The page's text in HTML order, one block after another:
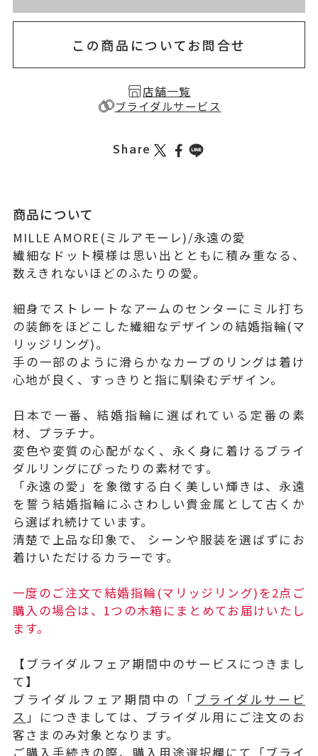
この商品についてお問合せ
店舗一覧
ブライダルサービス
Share
商品について
MILLE AMORE(ミルアモーレ)/永遠の愛
繊細なドット模様は思い出とともに積み重なる、
数えきれないほどのふたりの愛。
細身でストレートなアームのセンターにミル打ち
の装飾をほどこした繊細なデザインの結婚指輪(マ
リッジリング)。
手の一部のように滑らかなカーブのリングは着け
心地が良く、すっきりと指に馴染むデザイン。
日本で一番、結婚指輪に選ばれている定番の素
材、プラチナ。
変色や変質の心配がなく、永く身に着けるブライ
ダルリングにぴったりの素材です。
「永遠の愛」を象徴する白く美しい輝きは、永遠
を誓う結婚指輪にふさわしい貴金属として古くか
ら選ばれ続けています。
清楚で上品な印象で、 シーンや服装を選ばずにお
着けいただけるカラーです。
一度のご注文で結婚指輪(マリッジリング)を2点ご
購入の場合は、1つの木箱にまとめてお届けいたし
ます。
【ブライダルフェア期間中のサービスにつきまし
て】
ブライダルフェア期間中の「 ブライダルサービ
ス 」につきましては、ブライダル用にご注文のお
客さまのみ対象となります。
ご購入手続きの際、購入用途選択欄にて「ブライ